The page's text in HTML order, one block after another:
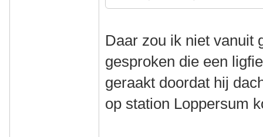
Daar zou ik niet vanuit
gesproken die een
geraakt doordat hij
op station Loppersum